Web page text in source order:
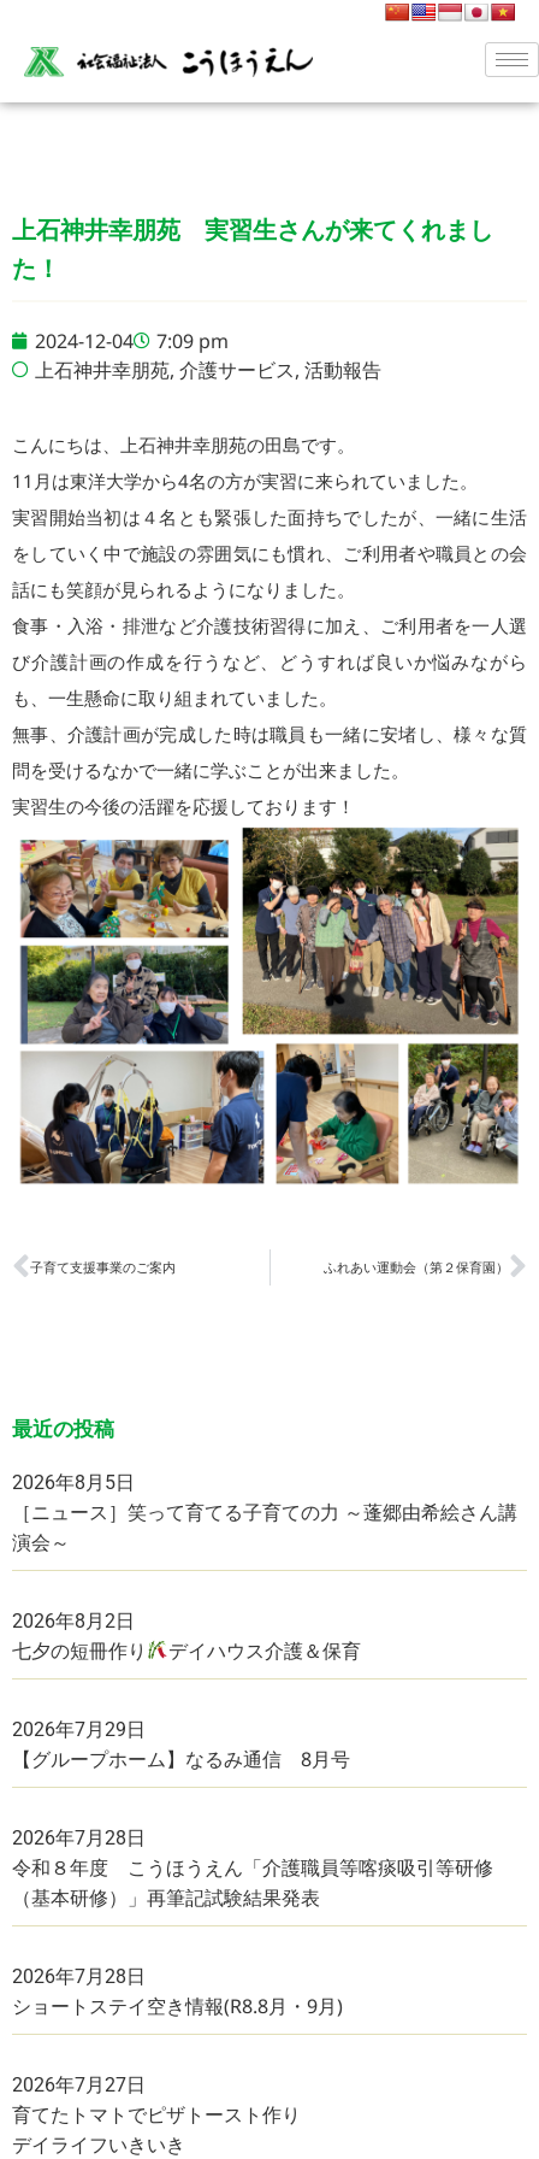
上石神井幸朋苑 実習生さんが来てくれまし
た！
2024-12-04
7:09 pm
上石神井幸朋苑, 介護サービス, 活動報告
こんにちは、上石神井幸朋苑の田島です。
11月は東洋大学から4名の方が実習に来られていました。
実習開始当初は４名とも緊張した面持ちでしたが、一緒に生活
をしていく中で施設の雰囲気にも慣れ、ご利用者や職員との会
話にも笑顔が見られるようになりました。
食事・入浴・排泄など介護技術習得に加え、ご利用者を一人選
び介護計画の作成を行うなど、どうすれば良いか悩みながら
も、一生懸命に取り組まれていました。
無事、介護計画が完成した時は職員も一緒に安堵し、様々な質
問を受けるなかで一緒に学ぶことが出来ました。
実習生の今後の活躍を応援しております！
子育て支援事業のご案内 ふれあい運動会（第２保育園）
最近の投稿
2026年8月5日
［ニュース］笑って育てる子育ての力 ～蓬郷由希絵さん講
演会～
2026年8月2日
七夕の短冊作り デイハウス介護＆保育
2026年7月29日
【グループホーム】なるみ通信 8月号
2026年7月28日
令和８年度 こうほうえん「介護職員等喀痰吸引等研修
（基本研修）」再筆記試験結果発表
2026年7月28日
ショートステイ空き情報(R8.8月・9月)
2026年7月27日
育てたトマトでピザトースト作り
デイライフいきいき